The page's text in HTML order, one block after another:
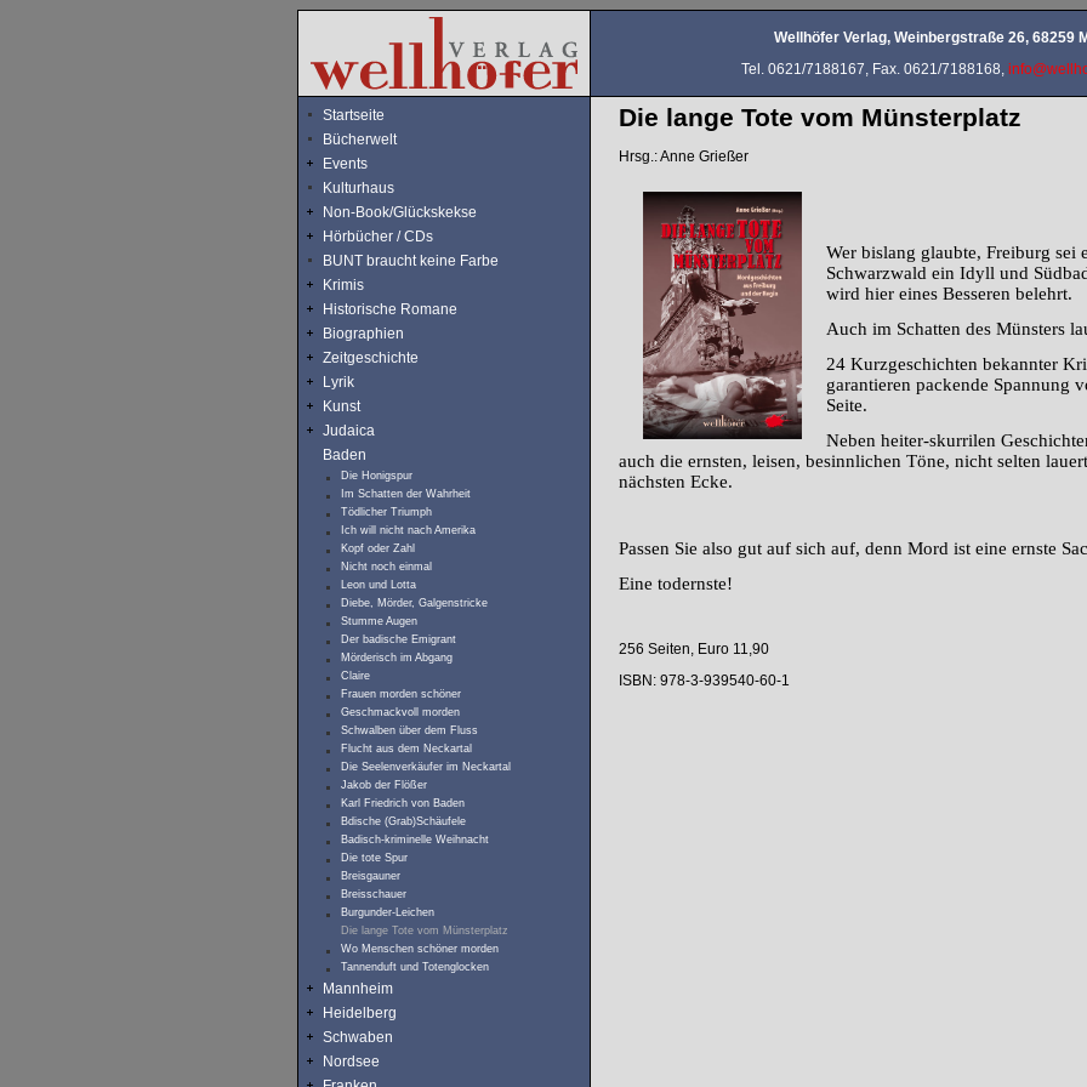
Wellhöfer Verlag, Weinbergstraße 26, 68259
Tel. 0621/7188167, Fax. 0621/7188168,
Startseite
Bücherwelt
Events
Kulturhaus
Non-Book/Glückskekse
Hörbücher / CDs
BUNT braucht keine Farbe
Krimis
Historische Romane
Biographien
Zeitgeschichte
Lyrik
Kunst
Judaica
Baden
Die Honigspur
Im Schatten der Wahrheit
Tödlicher Triumph
Ich will nicht nach Amerika
Kopf oder Zahl
Nicht noch einmal
Leon und Lotta
Diebe, Mörder, Galgenstricke
Stumme Augen
Der badische Emigrant
Mörderisch im Abgang
Claire
Frauen morden schöner
Geschmackvoll morden
Schwalben über dem Fluss
Flucht aus dem Neckartal
Die Seelenverkäufer im Neckartal
Jakob der Flößer
Karl Friedrich von Baden
Bdische (Grab)Schäufele
Badisch-kriminelle Weihnacht
Die tote Spur
Breisgauner
Breisschauer
Burgunder-Leichen
Die lange Tote vom Münsterplatz
Wo Menschen schöner morden
Tannenduft und Totenglocken
Mannheim
Heidelberg
Schwaben
Nordsee
Die lange Tote vom Münsterplatz
Hrsg.: Anne Grießer
Wer bislang glaubte, Freiburg sei
Schwarzwald ein Idyll und
wird hier eines Besseren belehrt.
Auch im Schatten des Münsters
24 Kurzgeschichten bekannter
garantieren packende Spannung
Seite.
Neben heiter-skurrilen
auch die ernsten, leisen, besinnlichen Töne, nicht selten
nächsten Ecke.
Passen Sie also gut auf sich auf, denn Mord ist eine ernste
Eine todernste!
256 Seiten, Euro 11,90
ISBN: 978-3-939540-60-1